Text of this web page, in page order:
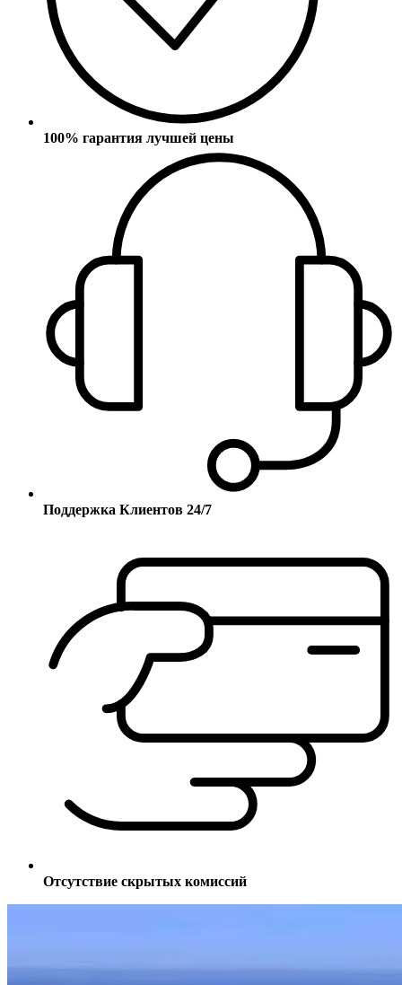
100% гарантия лучшей цены
Поддержка Клиентов 24/7
Отсутствие скрытых комиссий